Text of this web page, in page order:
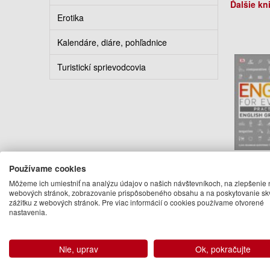
Erotika
Kalendáre, diáre, pohľadnice
Turistickí sprievodcovia
Ďalšie
Používame cookies
Môžeme ich umiestniť na analýzu údajov o našich návštevníkoch, na zlepšenie
webových stránok, zobrazovanie prispôsobeného obsahu a na poskytovanie
zážitku z webových stránok. Pre viac informácií o cookies používame otvorené
nastavenia.
Nie, uprav Ok, pokračujte